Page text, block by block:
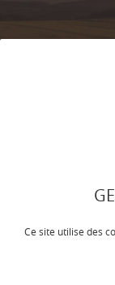
Ce site utilise des
bcp de
récent Pas